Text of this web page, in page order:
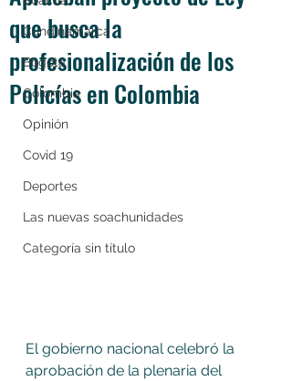
Cundinamarca
Bogotá
Colombia
Opinión
Covid 19
Deportes
Las nuevas soachunidades
Categoría sin título
que busca la
profesionalización de los
Policías en Colombia
El gobierno nacional celebró la
aprobación de la plenaria del